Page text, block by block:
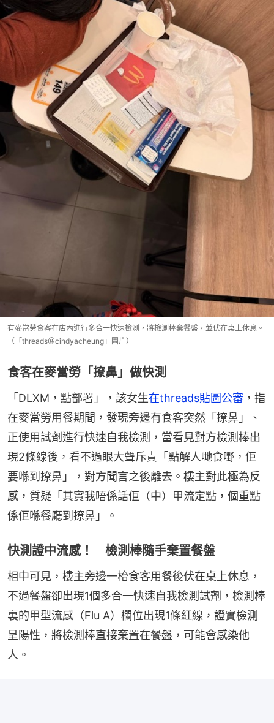
有麥當勞食客在店內進行多合一快速檢測，將檢測棒棄餐盤，並伏在桌上休息。
（「threads＠cindyacheung」圖片）
食客在麥當勞「撩鼻」做快測
「DLXM，點部署」，該女生在threads貼圖公審 ，指
在麥當勞用餐期間，發現旁邊有食客突然「撩鼻」、
正使用試劑進行快速自我檢測，當看見對方檢測棒出
現2條線後，看不過眼大聲斥責「點解人哋食嘢，佢
要喺到撩鼻」，對方聞言之後離去。樓主對此極為反
感，質疑「其實我唔係話佢（中）甲流定點，個重點
係佢喺餐廳到撩鼻」。
快測證中流感！ 檢測棒隨手棄置餐盤
相中可見，樓主旁邊一枱食客用餐後伏在桌上休息，
不過餐盤卻出現1個多合一快速自我檢測試劑，檢測棒
裏的甲型流感（Flu A）欄位出現1條紅線，證實檢測
呈陽性，將檢測棒直接棄置在餐盤，可能會感染他
人。